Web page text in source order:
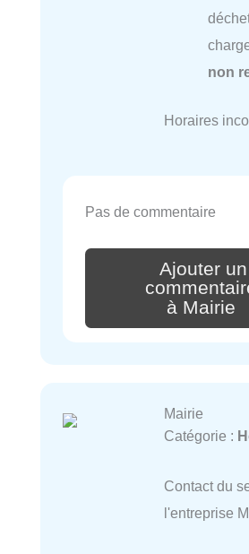
non
Horaires
Pas de commentaire
Ajouter un
à Mairie
Mairie
Catégorie :
Contact du
l'entreprise